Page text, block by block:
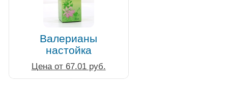
Валерианы
настойка
Цена от 67.01 руб.